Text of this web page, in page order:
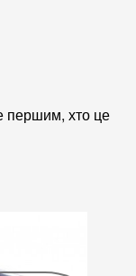
першим, хто це